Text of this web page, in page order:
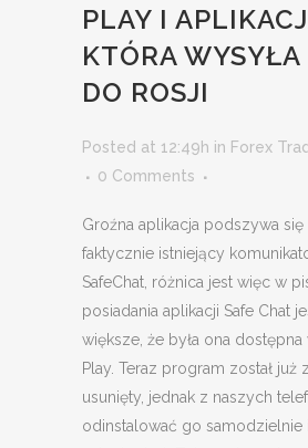
PLAY I
KTÓRA WYSYŁA
DO ROSJI
Posted at 12:49h in Forex
0 Comments
Groźna aplikacja podszywa
faktycznie istniejący
SafeChat, różnica jest więc w
posiadania aplikacji Safe Chat
większe, że była ona
Play. Teraz program został już
usunięty, jednak z naszych
odinstalować go samodzielnie